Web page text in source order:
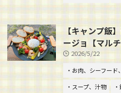
【キャンプ飯
ージョ【マルチ
2026/5/22
・お肉、シーフード
・スープ、汁物